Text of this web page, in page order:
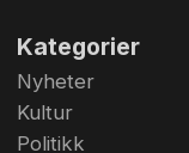
Kategorier
Nyheter
Kultur
Politikk